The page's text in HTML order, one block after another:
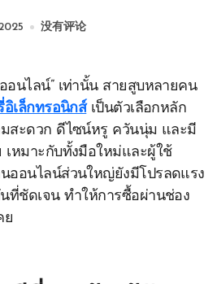
没有评论
อิเล็กทรอนิกส์เป็นตัวเลือกหลัก
มสะดวก ดีไซน์หรู ควันนุ่ม และมี
เหมาะกับทั้งมือใหม่และผู้ใช้
ออนไลน์ส่วนใหญ่ยังมีโปรลดแรง
นที่ชัดเจน ทำให้การซื้อผ่านช่อง
ย